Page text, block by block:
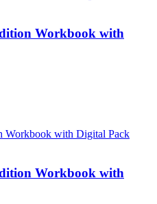
Workbook with
Workbook with